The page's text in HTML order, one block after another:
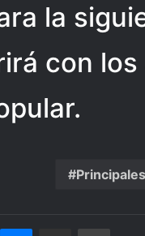
la
con
Principales
Messenger
Share via Email Print